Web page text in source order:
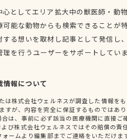
としてエリア拡大中の獣医師・動
能な動物からも検索できることが
る想いを取材し記事として発信し
を行うユーザーをサポートしてい
情報について
は株式会社ウェルネスが調査した情報を
すが、内容を完全に保証するものではあ
は、事前に必ず該当の医療機関に直接ご
び株式会社ウェルネスではその賠償の責
ームより編集部までご連絡をいただけま